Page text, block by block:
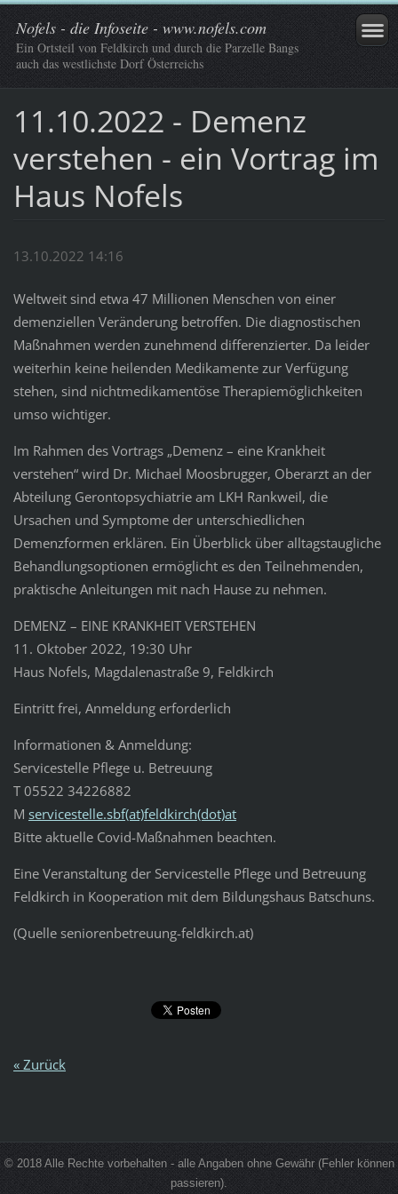
Nofels - die Infoseite - www.nofels.com
Ein Ortsteil von Feldkirch und durch die Parzelle Bangs
auch das westlichste Dorf Österreichs
11.10.2022 - Demenz
verstehen - ein Vortrag im
Haus Nofels
13.10.2022 14:16
Weltweit sind etwa 47 Millionen Menschen von einer
demenziellen Veränderung betroffen. Die diagnostischen
Maßnahmen werden zunehmend differenzierter. Da leider
weiterhin keine heilenden Medikamente zur Verfügung
stehen, sind nichtmedikamentöse Therapiemöglichkeiten
umso wichtiger.
Im Rahmen des Vortrags „Demenz – eine Krankheit
verstehen“ wird Dr. Michael Moosbrugger, Oberarzt an der
Abteilung Gerontopsychiatrie am LKH Rankweil, die
Ursachen und Symptome der unterschiedlichen
Demenzformen erklären. Ein Überblick über alltagstaugliche
Behandlungsoptionen ermöglicht es den Teilnehmenden,
praktische Anleitungen mit nach Hause zu nehmen.
DEMENZ – EINE KRANKHEIT VERSTEHEN
11. Oktober 2022, 19:30 Uhr
Haus Nofels, Magdalenastraße 9, Feldkirch
Eintritt frei, Anmeldung erforderlich
Informationen & Anmeldung:
Servicestelle Pflege u. Betreuung
T 05522 34226882
M servicestelle.sbf(at)feldkirch(dot)at
Bitte aktuelle Covid-Maßnahmen beachten.
Eine Veranstaltung der Servicestelle Pflege und Betreuung
Feldkirch in Kooperation mit dem Bildungshaus Batschuns.
(Quelle seniorenbetreuung-feldkirch.at)
« Zurück
© 2018 Alle Rechte vorbehalten - alle Angaben ohne Gewähr (Fehler können
passieren).